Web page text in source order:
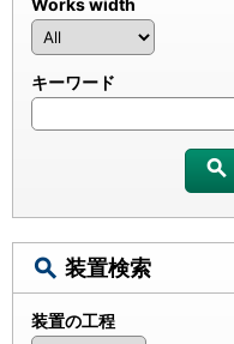
Works width
キーワード
装置検索
装置の工程